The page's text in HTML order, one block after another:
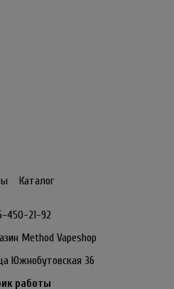
Каталог
450-21-92
Method Vapeshop
Южнобутовская 36
работы